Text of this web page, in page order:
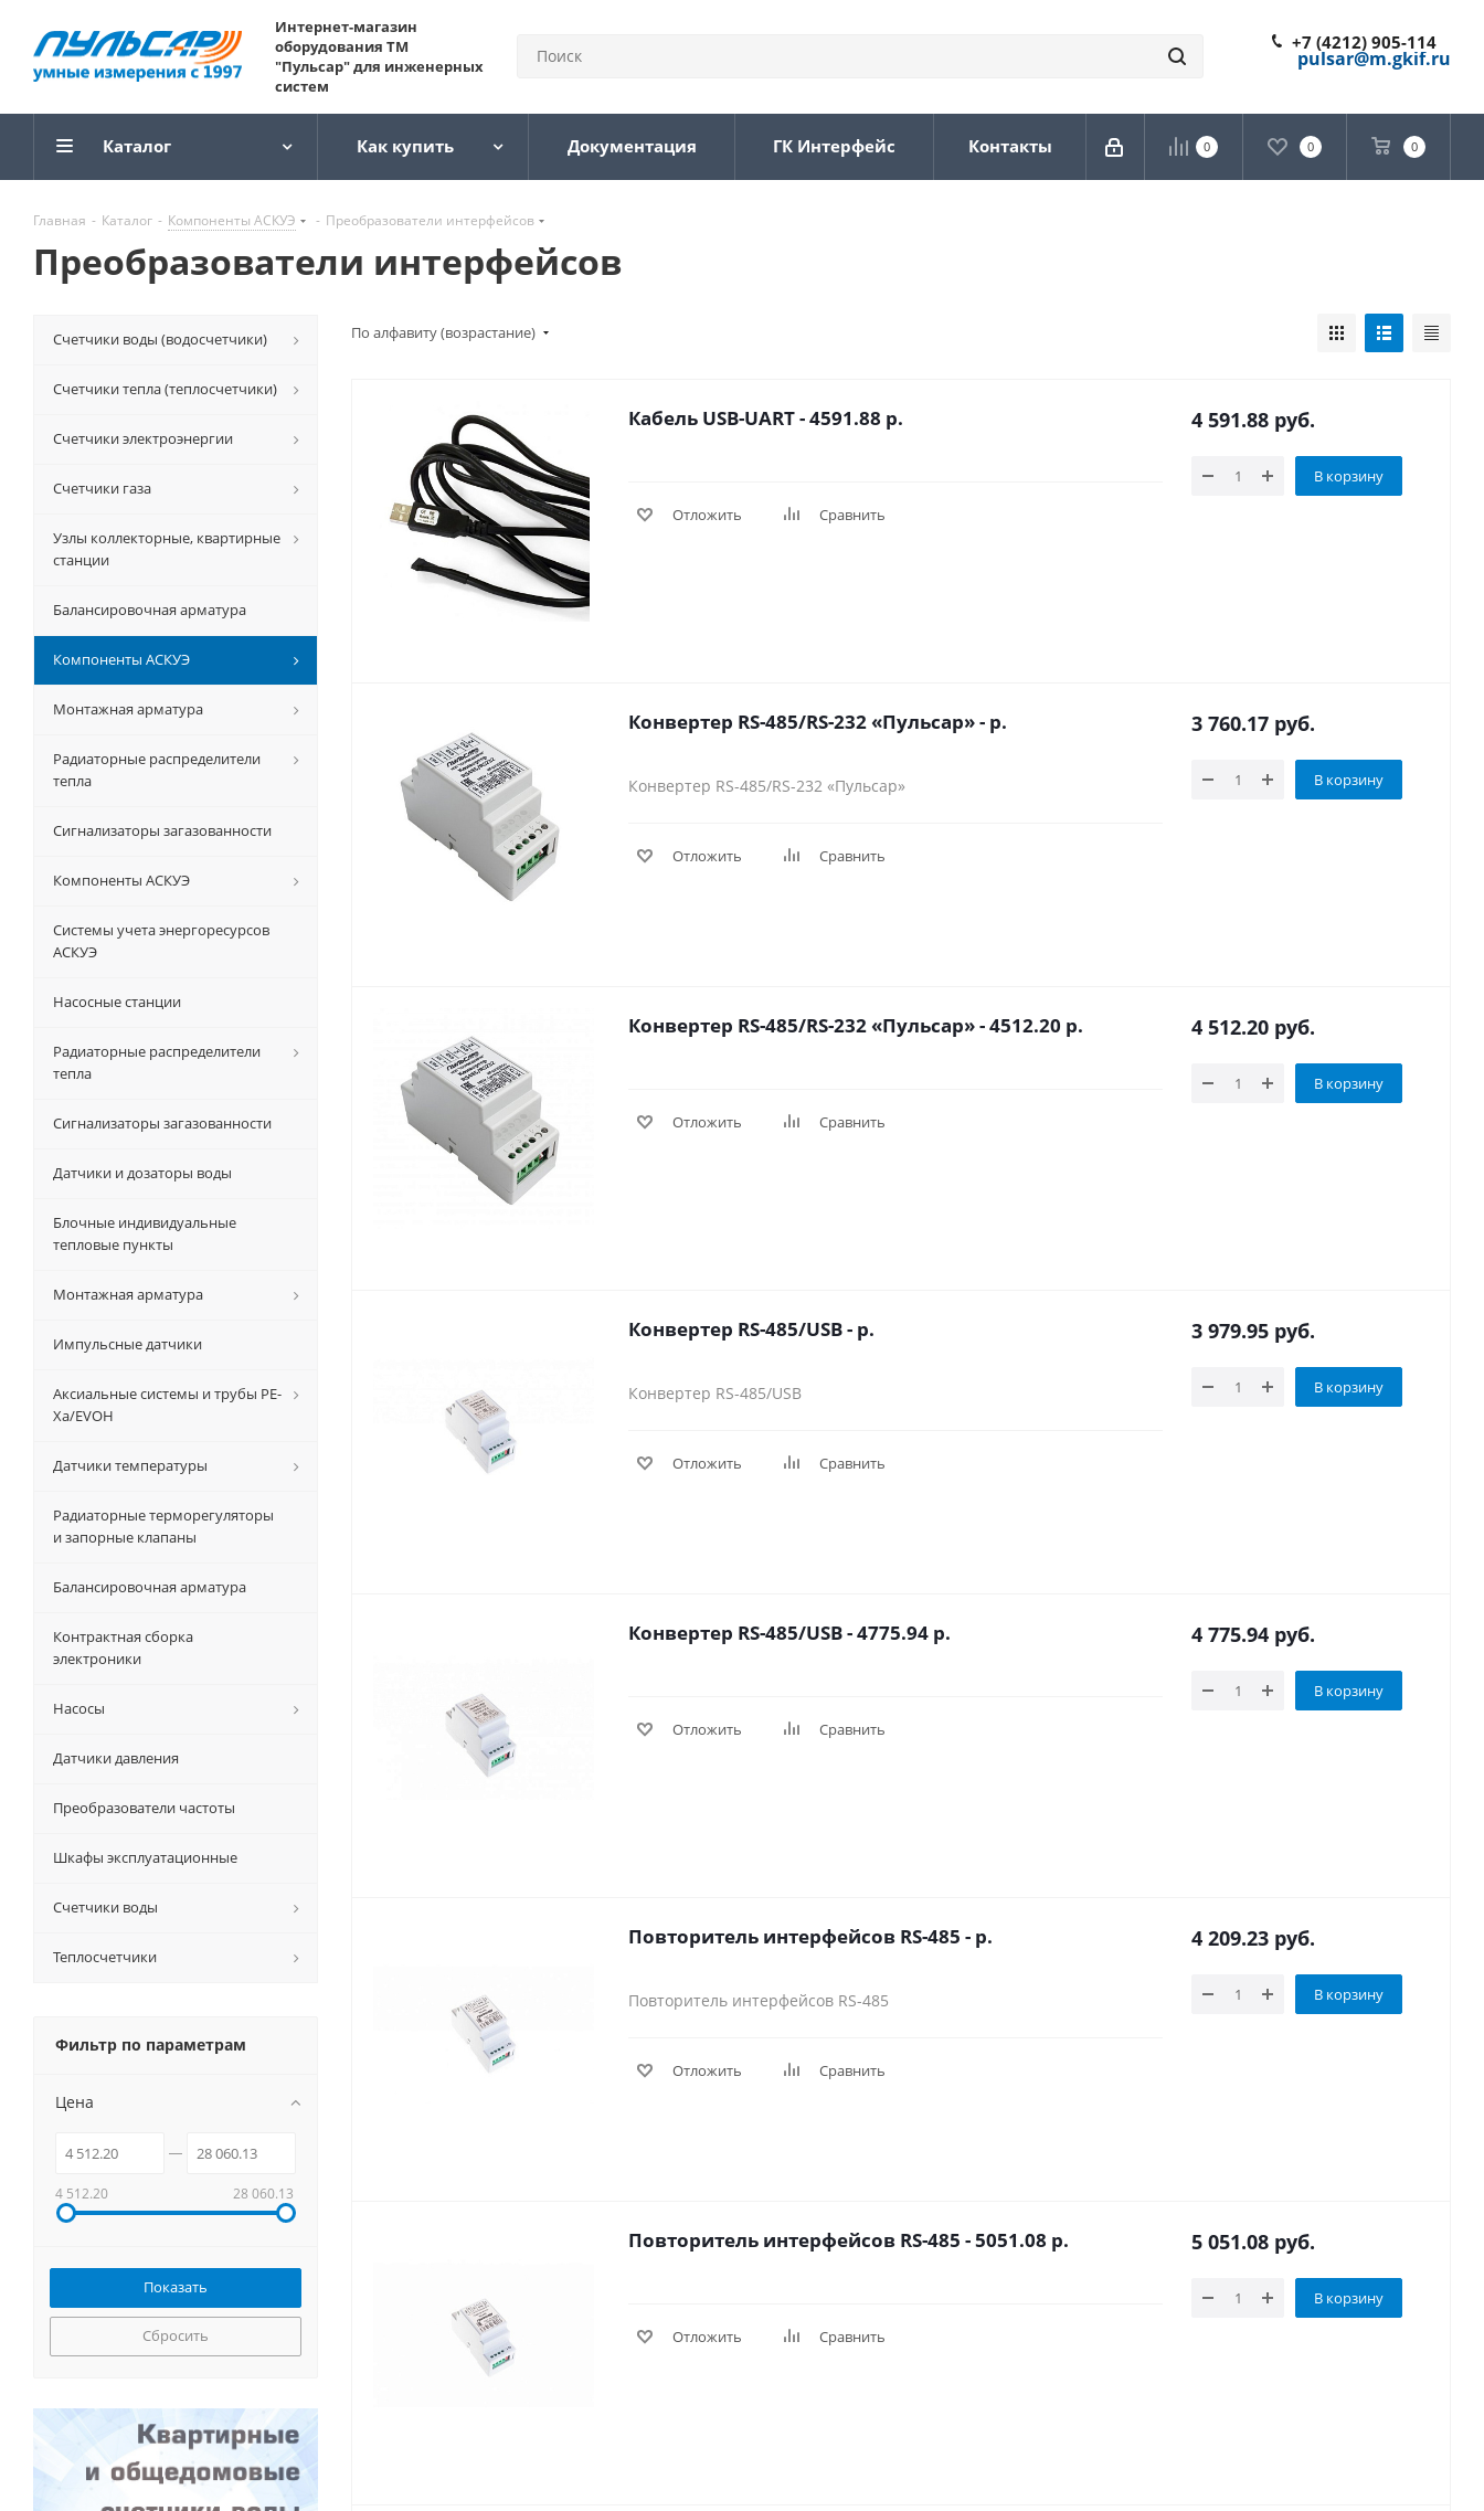
Интернет-магазин
оборудования ТМ
"Пульсар" для инженерных
систем
+7 (4212) 905-114
pulsar@m.gkif.ru
0 0 0
Каталог Как купить Документация ГК Интерфейс Контакты
Главная - Каталог - Компоненты АСКУЭ - Преобразователи интерфейсов
Преобразователи интерфейсов
По алфавиту (возрастание)
Кабель USB-UART - 4591.88 р.
Отложить Сравнить
4 591.88 руб.
В корзину
Конвертер RS-485/RS-232 «Пульсар» - р.
Конвертер RS-485/RS-232 «Пульсар»
Отложить Сравнить
3 760.17 руб.
В корзину
Конвертер RS-485/RS-232 «Пульсар» - 4512.20 р.
Отложить Сравнить
4 512.20 руб.
В корзину
Конвертер RS-485/USB - р.
Конвертер RS-485/USB
Отложить Сравнить
3 979.95 руб.
В корзину
Конвертер RS-485/USB - 4775.94 р.
Отложить Сравнить
4 775.94 руб.
В корзину
Повторитель интерфейсов RS-485 - р.
Повторитель интерфейсов RS-485
Отложить Сравнить
4 209.23 руб.
В корзину
Повторитель интерфейсов RS-485 - 5051.08 р.
Отложить Сравнить
5 051.08 руб.
В корзину
Счетчики воды (водосчетчики)
Счетчики тепла (теплосчетчики)
Счетчики электроэнергии
Счетчики газа
Узлы коллекторные, квартирные
станции
Балансировочная арматура
Компоненты АСКУЭ
Монтажная арматура
Радиаторные распределители
тепла
Сигнализаторы загазованности
Компоненты АСКУЭ
Системы учета энергоресурсов
АСКУЭ
Насосные станции
Радиаторные распределители
тепла
Сигнализаторы загазованности
Датчики и дозаторы воды
Блочные индивидуальные
тепловые пункты
Монтажная арматура
Импульсные датчики
Аксиальные системы и трубы РЕ-
Ха/EVOH
Датчики температуры
Радиаторные терморегуляторы
и запорные клапаны
Балансировочная арматура
Контрактная сборка
электроники
Насосы
Датчики давления
Преобразователи частоты
Шкафы эксплуатационные
Счетчики воды
Теплосчетчики
Фильтр по параметрам
Цена
4 512.20 28 060.13
Сбросить